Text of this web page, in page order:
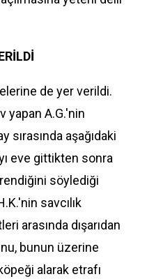
de yer verildi.
yapan A.G.'nin
sırasında aşağıdaki
eve gittikten sonra
söylediği
savcılık
arasında dışarıdan
bunun üzerine
alarak etrafı